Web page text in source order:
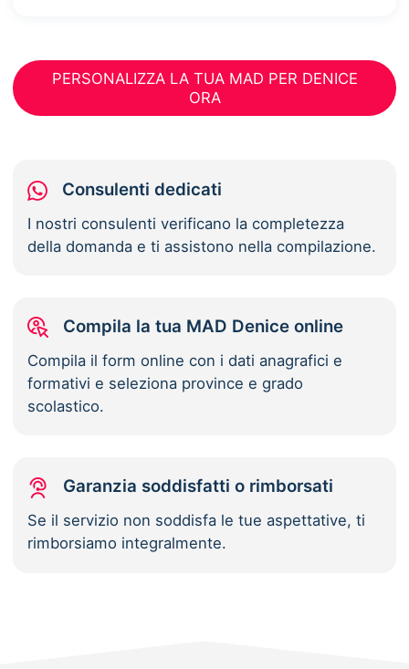
PERSONALIZZA LA TUA MAD PER DENICE
ORA
Consulenti dedicati
I nostri consulenti verificano la completezza
della domanda e ti assistono nella compilazione.
Compila la tua MAD Denice online
Compila il form online con i dati anagrafici e
formativi e seleziona province e grado
scolastico.
Garanzia soddisfatti o rimborsati
Se il servizio non soddisfa le tue aspettative, ti
rimborsiamo integralmente.